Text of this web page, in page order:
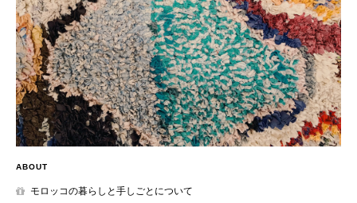
ABOUT
モロッコの暮らしと手しごとについて